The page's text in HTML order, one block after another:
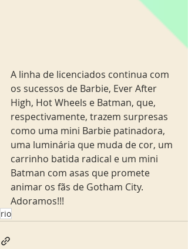
A linha de licenciados continua com
os sucessos de Barbie, Ever After
High, Hot Wheels e Batman, que,
respectivamente, trazem surpresas
como uma mini Barbie patinadora,
uma luminária que muda de cor, um
carrinho batida radical e um mini
Batman com asas que promete
animar os fãs de Gotham City.
Adoramos!!!
rio